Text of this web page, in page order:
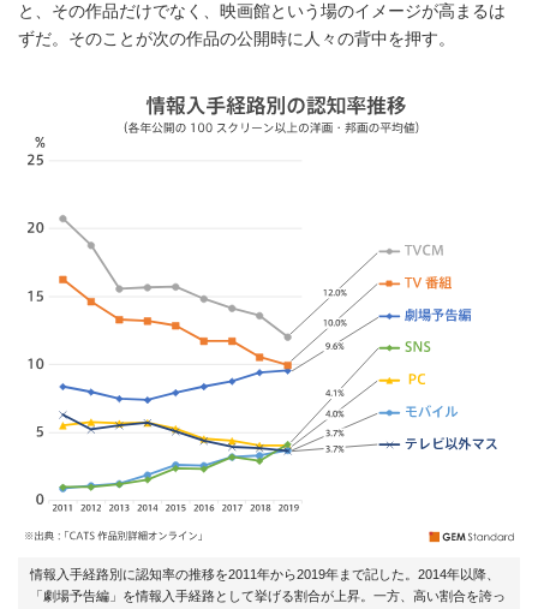
と、その作品だけでなく、映画館という場のイメージが高まるは
ずだ。そのことが次の作品の公開時に人々の背中を押す。
情報入手経路別に認知率の推移を2011年から2019年まで記した。2014年以降、
「劇場予告編」を情報入手経路として挙げる割合が上昇。一方、高い割合を誇っ